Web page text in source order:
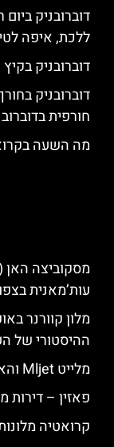
דוברובניק
ללכת, איפה
דוברובניק
דוברובניק
חורפית
מה השעה
עות’מאנית
ההיסטורי של
מלייט Mljet והאיים הסמוכים – מלונות מומלצים
פאזין – דירות
קרואטיה